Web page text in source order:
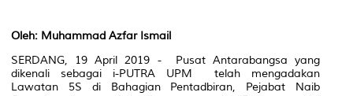
Oleh: Muhammad Azfar Ismail
SERDANG, 19 April 2019 - Pusat Antarabangsa yang
dikenali sebagai i-PUTRA UPM telah mengadakan
Lawatan 5S di Bahagian Pentadbiran, Pejabat Naib